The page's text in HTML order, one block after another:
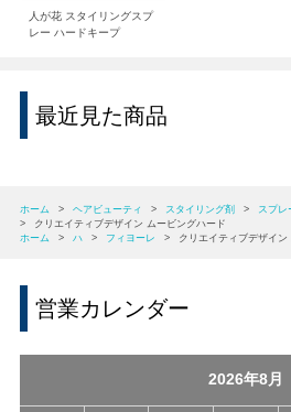
人が花 スタイリングスプ
レー ハードキープ
最近見た商品
ホーム > ヘアビューティ > スタイリング剤 >
スプレ
>
クリエイティブデザイン ムービングハード
ホーム
> ハ > フィヨーレ > クリエイティブデザイン
営業カレンダー
2026年8月